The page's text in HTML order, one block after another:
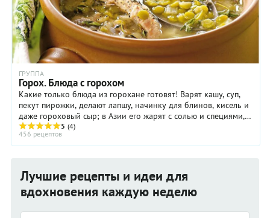
ГРУППА
Горох. Блюда с горохом
Какие только блюда из горохане готовят! Варят кашу, суп,
пекут пирожки, делают лапшу, начинку для блинов, кисель и
даже гороховый сыр; в Азии его жарят с солью и специями, а
в Англии популярен ...
5 (4)
456 рецептов
Лучшие рецепты и идеи для
вдохновения каждую неделю